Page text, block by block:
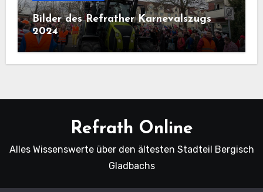
Bilder des Refrather Karnevalszugs
2024
Refrath Online
Alles Wissenswerte über den ältesten Stadteil Bergisch
Gladbachs